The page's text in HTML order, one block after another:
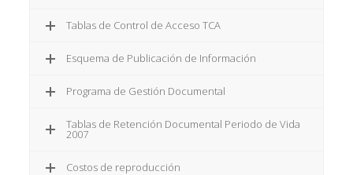
Tablas de Control de Acceso TCA
Esquema de Publicación de Información
Programa de Gestión Documental
Tablas de Retención Documental Periodo de Vida
2007
Costos de reproducción